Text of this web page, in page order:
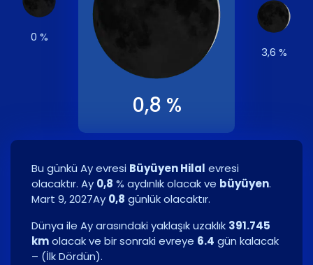
0 %
0,8 %
3,6 %
Bu günkü Ay evresi Büyüyen Hilal evresi
olacaktır. Ay 0,8 % aydınlık olacak ve büyüyen.
Mart 9, 2027Ay 0,8 günlük olacaktır.
Dünya ile Ay arasındaki yaklaşık uzaklık 391.745
kmolacak ve bir sonraki evreye 6.4 gün kalacak
– (İlk Dördün).